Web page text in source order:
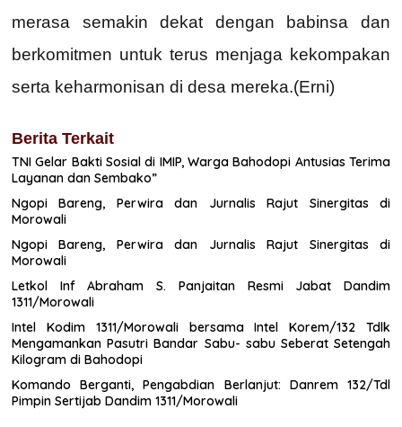
merasa semakin dekat dengan babinsa dan
berkomitmen untuk terus menjaga kekompakan
serta keharmonisan di desa mereka.(Erni)
Berita Terkait
TNI Gelar Bakti Sosial di IMIP, Warga Bahodopi Antusias Terima
Layanan dan Sembako”
Ngopi Bareng, Perwira dan Jurnalis Rajut Sinergitas di
Morowali
Ngopi Bareng, Perwira dan Jurnalis Rajut Sinergitas di
Morowali
Letkol Inf Abraham S. Panjaitan Resmi Jabat Dandim
1311/Morowali
Intel Kodim 1311/Morowali bersama Intel Korem/132 Tdlk
Mengamankan Pasutri Bandar Sabu- sabu Seberat Setengah
Kilogram di Bahodopi
Komando Berganti, Pengabdian Berlanjut: Danrem 132/Tdl
Pimpin Sertijab Dandim 1311/Morowali